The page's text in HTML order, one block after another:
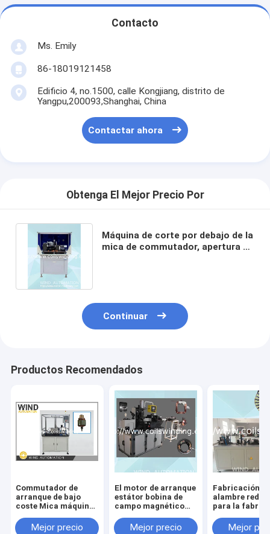
Contacto
Ms. Emily
86-18019121458
Edificio 4, no.1500, calle Kongjiang, distrito de
Yangpu,200093,Shanghai, China
Contactar ahora
Obtenga El Mejor Precio Por
Máquina de corte por debajo de la
mica de commutador, apertura de
Continuar
Productos Recomendados
Commutador de
arranque de bajo
coste Mica máquina
RemoveMejor precio
El motor de arranque
estátor bobina de
campo magnético
cobre plano alambre
Mejor precio
Fabricación
alambre
para la
motores de
Mejor